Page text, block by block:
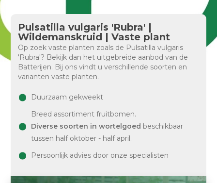
Pulsatilla vulgaris 'Rubra' |
Wildemanskruid | Vaste plant
Op zoek vaste planten zoals de Pulsatilla vulgaris
'Rubra'? Bekijk dan het uitgebreide aanbod van de
Batterijen. Bij ons vindt u verschillende soorten en
varianten vaste planten.
Duurzaam gekweekt
Breed assortiment fruitbomen.
Diverse soorten in wortelgoed beschikbaar
tussen half oktober - half april.
Persoonlijk advies door onze specialisten